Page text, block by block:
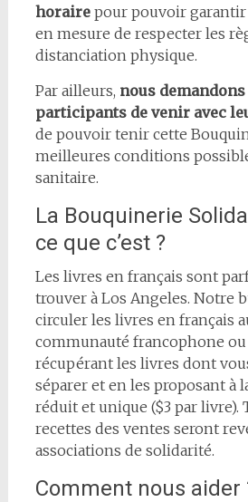
horaire pour pouvoir garantir
en mesure de respecter les
distanciation physique.
Par ailleurs, nous
participants de venir avec
de pouvoir tenir cette
meilleures conditions
sanitaire.
La Bouquinerie
ce que c’est ?
Les livres en français sont
trouver à Los Angeles. Notre
circuler les livres en français
communauté francophone
récupérant les livres dont
séparer et en les proposant à
réduit et unique ($3 par livre).
recettes des ventes seront
associations de solidarité.
Comment nous aider